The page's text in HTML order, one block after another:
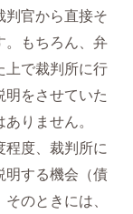
判官から直接そ
。もちろん、弁
上で裁判所に行
明をさせていた
りません。
程度、裁判所に
明する機会（債
のときには、